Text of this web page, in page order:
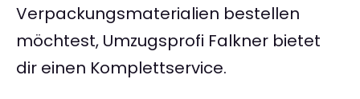
Verpackungsmaterialien bestellen
möchtest, Umzugsprofi Falkner bietet
dir einen Komplettservice.